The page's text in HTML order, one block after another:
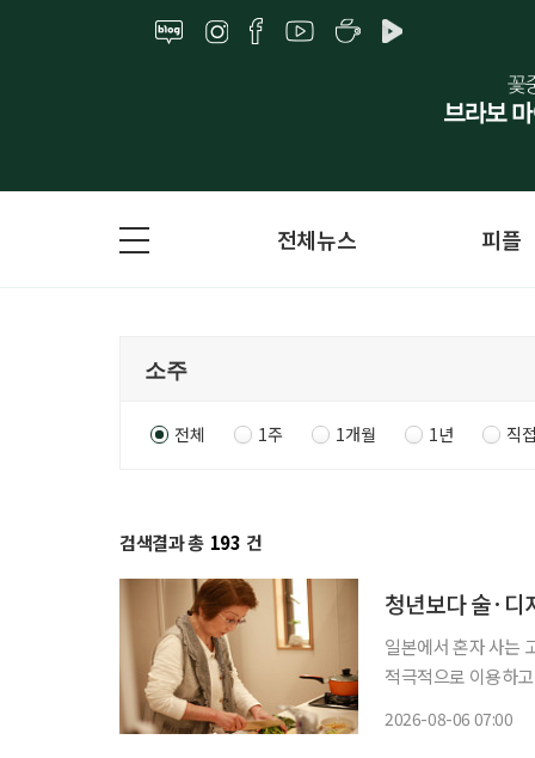
전체뉴스 피플
전체 1주 1개월 1년 직
검색결과 총 193 건
청년보다 술·
일본에서 혼자 사는
적극적으로 이용하
2026-08-06 07:00